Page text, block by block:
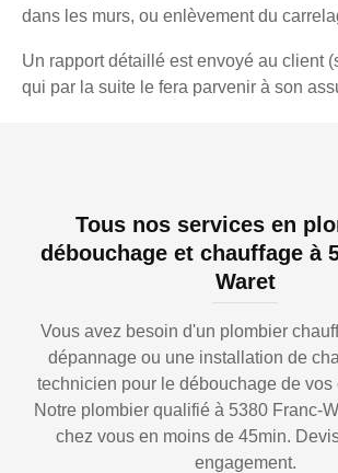
dans les murs, ou enlèvement du
Un rapport détaillé est envoyé au client
qui par la suite le fera parvenir à son
Tous nos services en
débouchage et chauffage à
Waret
Vous avez besoin d'un plombier
dépannage ou une installation de
technicien pour le débouchage de
Notre plombier qualifié à 5380 Franc-
chez vous en moins de 45min.
engagement.